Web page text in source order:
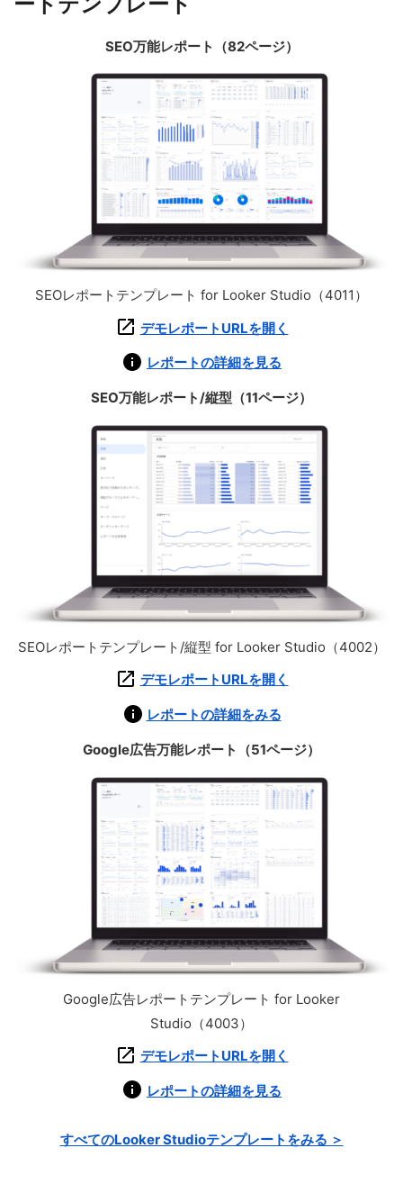
SEO万能レポート（82ページ）
SEOレポートテンプレート for Looker Studio（4011）
デモレポートURLを開く
レポートの詳細を見る
SEO万能レポート/縦型（11ページ）
SEOレポートテンプレート/縦型 for Looker Studio（4002）
デモレポートURLを開く
レポートの詳細をみる
Google広告万能レポート（51ページ）
Google広告レポートテンプレート for Looker
Studio（4003）
デモレポートURLを開く
レポートの詳細を見る
すべてのLooker Studioテンプレートをみる ＞